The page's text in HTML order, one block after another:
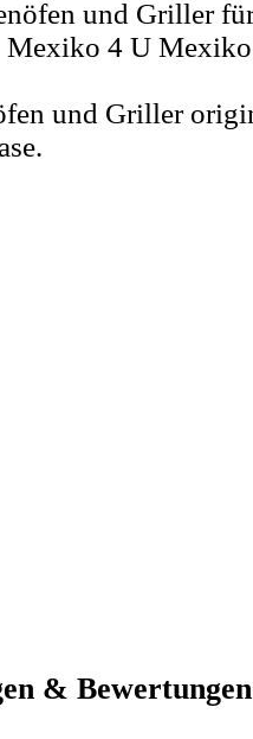
und Griller
&